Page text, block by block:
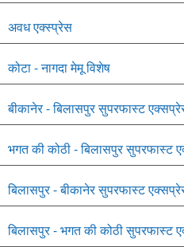
अवध एक्स्प्रेस
कोटा - नागदा मेमू विशेष
बीकानेर - बिलासपुर सुपरफास्ट
भगत की कोठी - बिलासपुर सुपरफास्ट
बिलासपुर - बीकानेर सुपरफास्ट
बिलासपुर - भगत की कोठी सुपरफास्ट